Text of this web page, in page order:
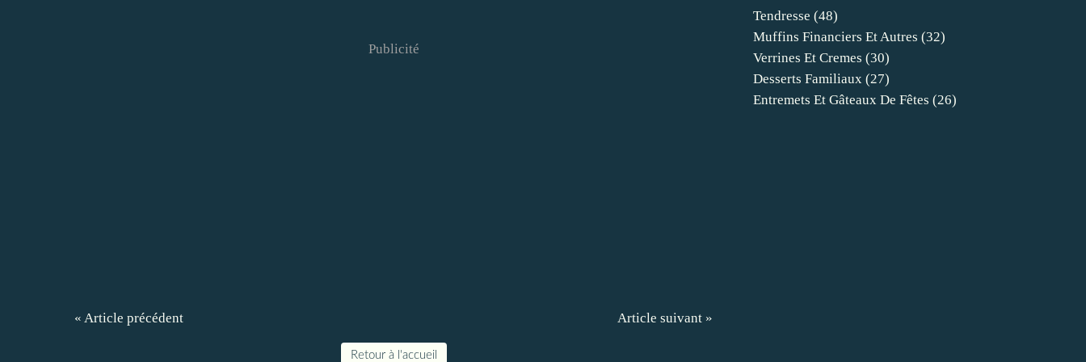
Publicité
« Article précédent Article suivant »
Retour à l'accueil
Tendresse (48)
Muffins Financiers Et Autres (32)
Verrines Et Cremes (30)
Desserts Familiaux (27)
Entremets Et Gâteaux De Fêtes (26)